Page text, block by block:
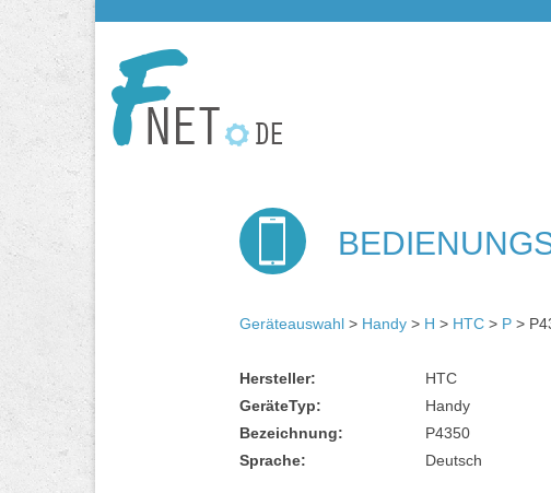
Geräteauswahl > Handy > H > HTC > P >
Hersteller:
HTC
GeräteTyp:
Handy
Bezeichnung:
P4350
Sprache:
Deutsch